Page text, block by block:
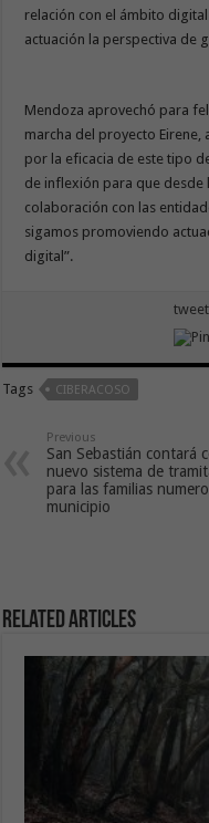
relación con el ámbito
actuación la perspectiva de
Mendoza aprovechó para
marcha del proyecto
por la eficacia de este tipo
de inflexión para que desde
colaboración con las
sigamos promoviendo
digital”.
tweet
Tags CIBERACOSO
Previous
San Sebastián contará
nuevo sistema de
para las familias
municipio
Related Articles